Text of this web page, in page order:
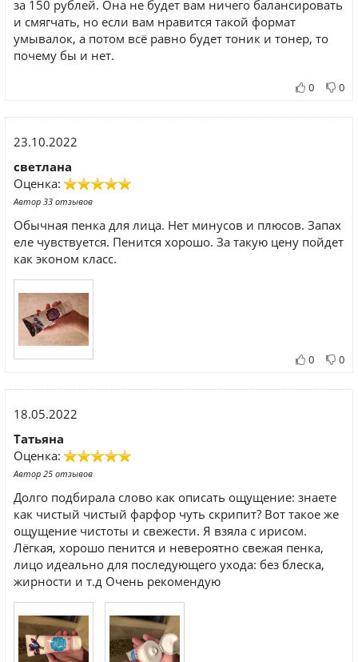
за 150 рублей. Она не будет вам ничего балансировать
и смягчать, но если вам нравится такой формат
умывалок, а потом всё равно будет тоник и тонер, то
почему бы и нет.
0 0
23.10.2022
светлана
Оценка:
Автор 33 отзывов
Обычная пенка для лица. Нет минусов и плюсов. Запах
еле чувствуется. Пенится хорошо. За такую цену пойдет
как эконом класс.
0 0
18.05.2022
Татьяна
Оценка:
Автор 25 отзывов
Долго подбирала слово как описать ощущение: знаете
как чистый чистый фарфор чуть скрипит? Вот такое же
ощущение чистоты и свежести. Я взяла с ирисом.
Лёгкая, хорошо пенится и невероятно свежая пенка,
лицо идеально для последующего ухода: без блеска,
жирности и т.д Очень рекомендую